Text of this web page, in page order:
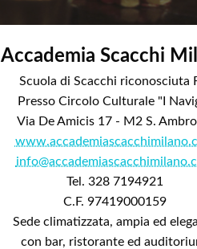
Accademia Scacchi
Scuola di Scacchi riconosciuta
Presso Circolo Culturale "I
Via De Amicis 17 - M2 S.
Tel. 328 7194921
C.F. 97419000159
Sede climatizzata, ampia ed
con bar, ristorante ed